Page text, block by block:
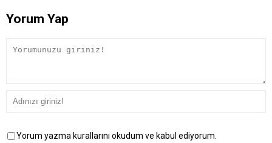
Yorum Yap
Yorum yazma kurallarını okudum ve kabul ediyorum.